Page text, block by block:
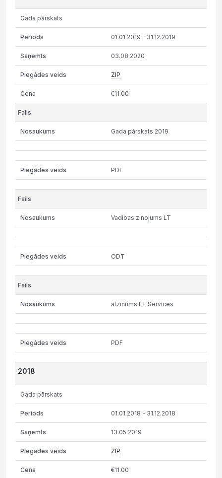
Gada pārskats
01.01.2019 - 31.12.2019
03.08.2020
ZIP
€11.00
Gada pārskats 2019
PDF
Vadibas zinojums LT
ODT
atzinums LT Services
PDF
2018
Gada pārskats
01.01.2018 - 31.12.2018
13.05.2019
ZIP
€11.00